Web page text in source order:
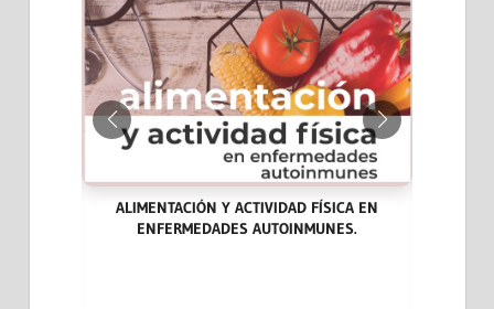
ALIMENTACIÓN Y ACTIVIDAD FÍSICA EN
ENFERMEDADES AUTOINMUNES.